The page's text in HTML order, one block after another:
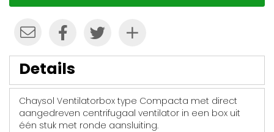
Details
Chaysol Ventilatorbox type Compacta met direct
aangedreven centrifugaal ventilator in een box uit
één stuk met ronde aansluiting.